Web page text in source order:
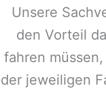
Unsere
den Vorteil
fahren
der jeweiligen